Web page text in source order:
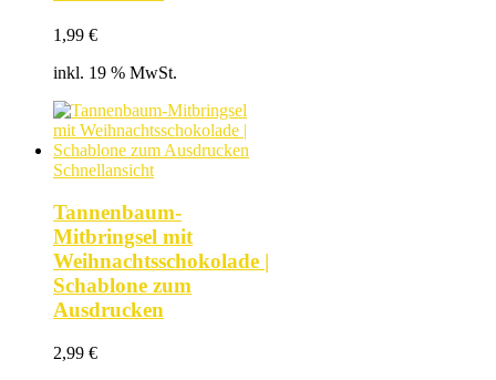
1,99 €
inkl. 19 % MwSt.
Schnellansicht
Tannenbaum-
Mitbringsel mit
Weihnachtsschokolade |
Schablone zum
Ausdrucken
2,99 €